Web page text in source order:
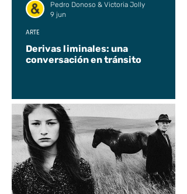
Derivas liminales: una
conversación en tránsito
ARTE
Pedro Donoso & Victoria Jolly
9 jun